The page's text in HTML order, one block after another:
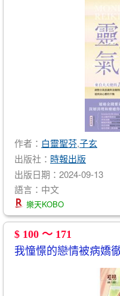
作者： 白靈聖芬,子玄
出版社： 時報出版
出版日期：2024-09-13
語言：中文
樂天KOBO
$ 100 ～ 171
我憧憬的戀情被病嬌